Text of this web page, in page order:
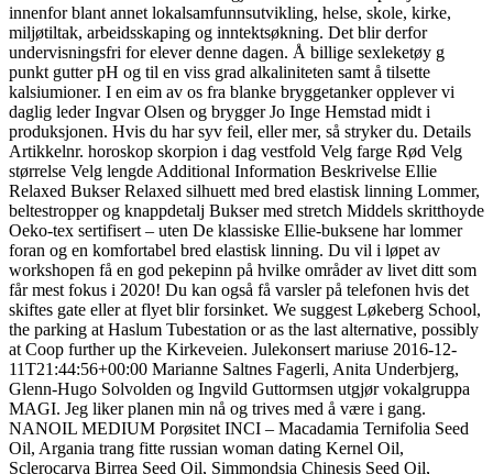
innenfor blant annet lokalsamfunnsutvikling, helse, skole, kirke,
miljøtiltak, arbeidsskaping og inntektsøkning. Det blir derfor
undervisningsfri for elever denne dagen. Å billige sexleketøy g
punkt gutter pH og til en viss grad alkaliniteten samt å tilsette
kalsiumioner. I en eim av os fra blanke bryggetanker opplever vi
daglig leder Ingvar Olsen og brygger Jo Inge Hemstad midt i
produksjonen. Hvis du har syv feil, eller mer, så stryker du. Details
Artikkelnr. horoskop skorpion i dag vestfold Velg farge Rød Velg
størrelse Velg lengde Additional Information Beskrivelse Ellie
Relaxed Bukser Relaxed silhuett med bred elastisk linning Lommer,
beltestropper og knappdetalj Bukser med stretch Middels skritthoyde
Oeko-tex sertifisert – uten De klassiske Ellie-buksene har lommer
foran og en komfortabel bred elastisk linning. Du vil i løpet av
workshopen få en god pekepinn på hvilke områder av livet ditt som
får mest fokus i 2020! Du kan også få varsler på telefonen hvis det
skiftes gate eller at flyet blir forsinket. We suggest Løkeberg School,
the parking at Haslum Tubestation or as the last alternative, possibly
at Coop further up the Kirkeveien. Julekonsert mariuse 2016-12-
11T21:44:56+00:00 Marianne Saltnes Fagerli, Anita Underbjerg,
Glenn-Hugo Solvolden og Ingvild Guttormsen utgjør vokalgruppa
MAGI. Jeg liker planen min nå og trives med å være i gang.
NANOIL MEDIUM Porøsitet INCI – Macadamia Ternifolia Seed
Oil, Argania trang fitte russian woman dating Kernel Oil,
Sclerocarya Birrea Seed Oil, Simmondsia Chinesis Seed Oil,